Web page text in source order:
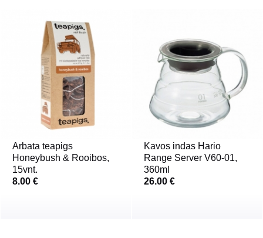
Arbata teapigs
Honeybush & Rooibos,
15vnt.
8.00 €
Kavos indas Hario
Range Server V60-01,
360ml
26.00 €